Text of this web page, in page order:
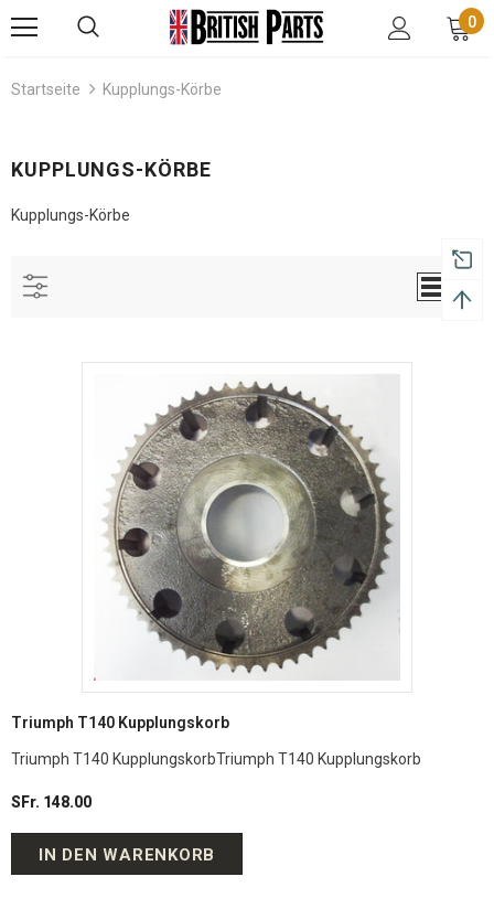
0
Startseite Kupplungs-Körbe
KUPPLUNGS-KÖRBE
Kupplungs-Körbe
Triumph T140 Kupplungskorb
Triumph T140 KupplungskorbTriumph T140 Kupplungskorb
SFr. 148.00
IN DEN WARENKORB